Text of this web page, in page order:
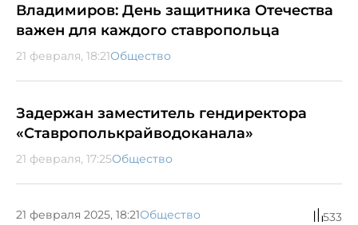
Владимиров: День защитника Отечества
важен для каждого ставропольца
21 февраля, 18:21Общество
Задержан заместитель гендиректора
«Ставрополькрайводоканала»
21 февраля, 17:25Общество
21 февраля 2025, 18:21Общество 533